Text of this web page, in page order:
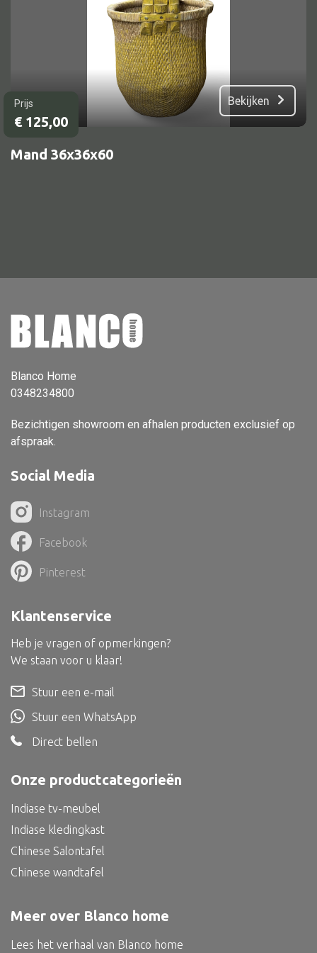
Bank gestoffeerd
Bank hout
Chaise longues
Tafellamp
Vloerlamp
Lampenkappen
Alle deco
Kandelaar
Object
Pilaar
Schaal
Dienblad
Mand
Roomdevider
Deco overig
Tapijt
Kelim
Alle bouwmateriaal
Prijs
€125,00
Bekijken
Mand 36x36x60
Blanco Home
0348234800
Bezichtigen showroom en afhalen producten exclusief op
afspraak.
Social Media
Instagram
Facebook
Pinterest
Onze productcategorieën
Indiase tv-meubel
Indiase kledingkast
Chinese Salontafel
Chinese wandtafel
Meer over Blanco home
Lees het verhaal van Blanco home
Klantenservice
Heb je vragen of opmerkingen?
We staan voor u klaar!
Stuur een e-mail
Stuur een WhatsApp
Direct bellen